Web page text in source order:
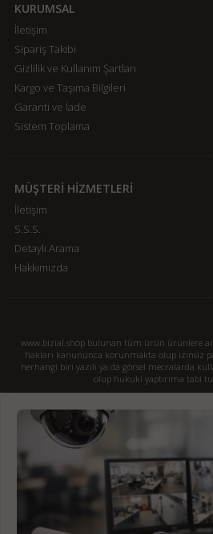
KURUMSAL
İletişim
Sipariş Takibi
Gizlilik ve Kullanım Şartları
Kargo ve Taşıma Bilgileri
Garanti ve İade
Sistem Toplama
MÜŞTERİ HİZMETLERİ
İletişim
S.S.S.
Detaylı Arama
Hakkımızda
www.bizial.shop bulunan tüm ürün ürünlere ait
hakları kanununca korunmakta olup izinsiz
herhangi biri yazılı ya da görsel mecralarda
olup hukuki yaptırıma tabi